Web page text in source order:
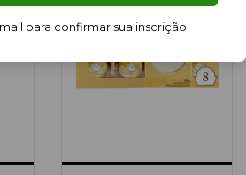
para confirmar sua inscrição